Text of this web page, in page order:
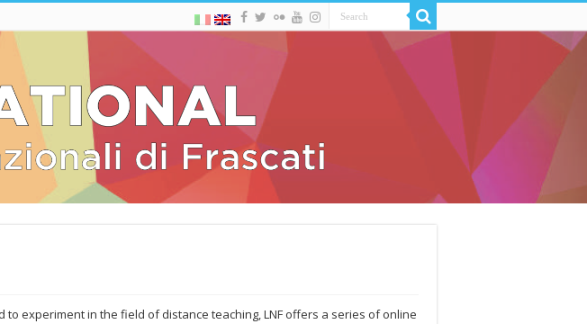
to experiment in the field of distance teaching, LNF offers a series of online